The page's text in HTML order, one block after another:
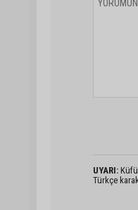
UYARI:
Türkçe